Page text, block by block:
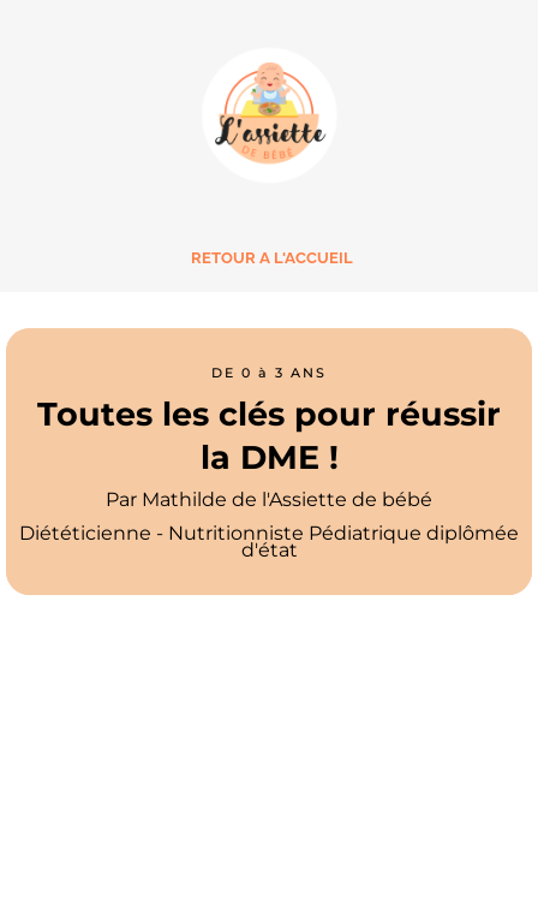
RETOUR A L'ACCUEIL
DE 0 à 3 ANS
Toutes les clés pour réussir
la DME !
Par Mathilde de l'Assiette de bébé
Diététicienne - Nutritionniste Pédiatrique diplômée
d'état